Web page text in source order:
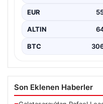
EUR
ALTIN
BTC
Son Eklenen Haberler